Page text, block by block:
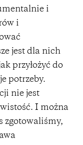
i
i
jest dla nich
przyłożyć do
potrzeby.
nie jest
I można
zgotowaliśmy,